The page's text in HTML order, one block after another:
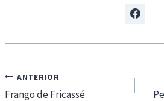
Navegação
de
ANTERIOR
Frango de Fricassé